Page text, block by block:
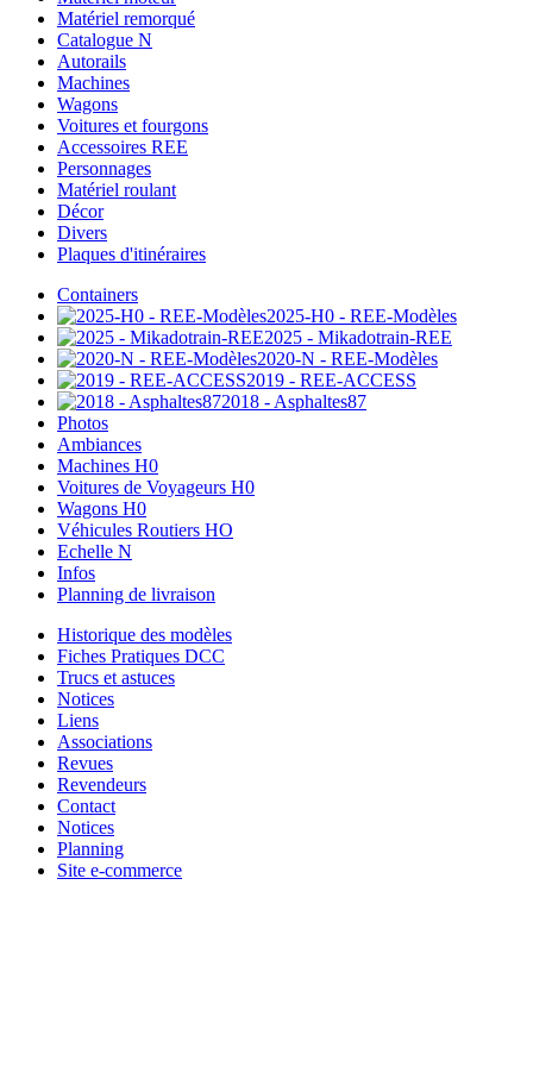
Matériel remorqué
Catalogue N
Autorails
Machines
Wagons
Voitures et fourgons
Accessoires REE
Personnages
Matériel roulant
Décor
Divers
Plaques d'itinéraires
Containers
2025-H0 - REE-Modèles
2025 - Mikadotrain-REE
2020-N - REE-Modèles
2019 - REE-ACCESS
2018 - Asphaltes87
Photos
Ambiances
Machines H0
Voitures de Voyageurs H0
Wagons H0
Véhicules Routiers HO
Echelle N
Infos
Planning de livraison
Historique des modèles
Fiches Pratiques DCC
Trucs et astuces
Notices
Liens
Associations
Revues
Revendeurs
Contact
Notices
Planning
Site e-commerce